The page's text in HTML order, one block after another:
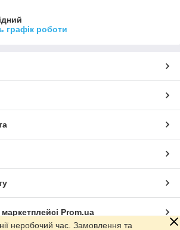
графік роботи
Prom.ua
неробочий час. Замовлення та